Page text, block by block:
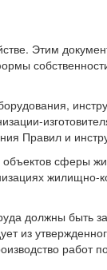
Этим
Правил и
сферы
жилищно-
должны быть
из
работ